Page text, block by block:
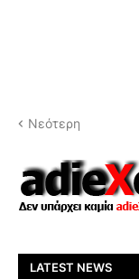
Νεότερη
LATEST NEWS